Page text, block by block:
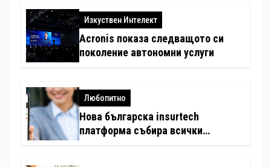
Изкуствен Интелект
Acronis показа следващото си
поколение автономни услуги
Любопитно
Нова българска insurtech
платформа събира всички